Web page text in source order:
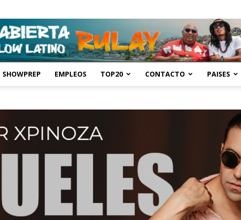
SHOWPREP EMPLEOS TOP20 CONTACTO PAISES